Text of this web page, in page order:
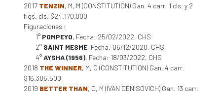
2017 TENZIN, M, M (CONSTITUTION) Gan. 4 carr. 1 cls. y 2
figs. cls. $24.170.000
Figuraciones :
1° POMPEYO, Fecha: 25/02/2022, CHS
2° SAINT MESME, Fecha: 06/12/2020, CHS
4°AYSHA (1956), Fecha: 18/03/2022, CHS
2018 THE WINNER, M, C (CONSTITUTION) Gan. 4 carr.
$16.385.500
2019 BETTER THAN, C, M (IVAN DENISOVICH) Gan. 13 carr.